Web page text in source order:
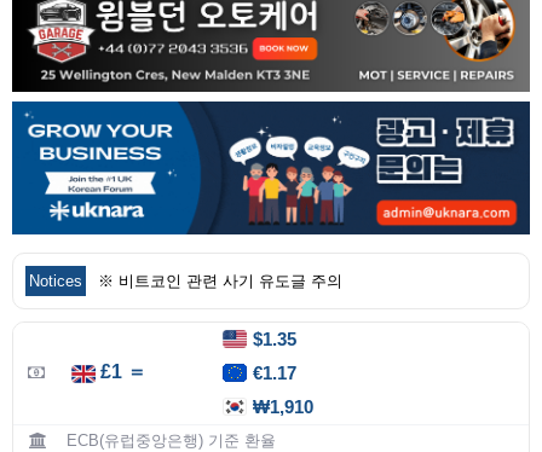
Notices ※ 비트코인 관련 사기 유도글 주의
$1.35
£1 ＝
€1.17
₩1,910
ECB(유럽중앙은행) 기준 환율